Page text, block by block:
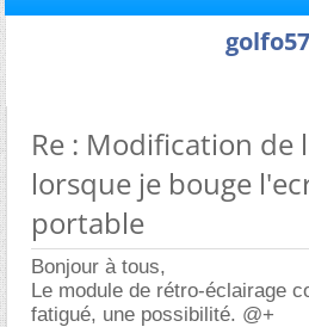
golfo57
Re : Modification de
lorsque je bouge
portable
Bonjour à tous,
Le module de rétro-éclairage
fatigué, une possibilité. @+